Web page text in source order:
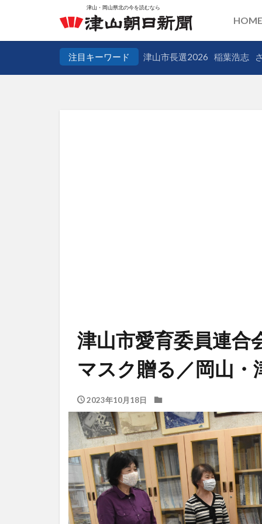
注目キーワード 津山市長選2026 稲葉浩志
津山市愛育委員連合
マスク贈る／岡山・
2023年10月18日